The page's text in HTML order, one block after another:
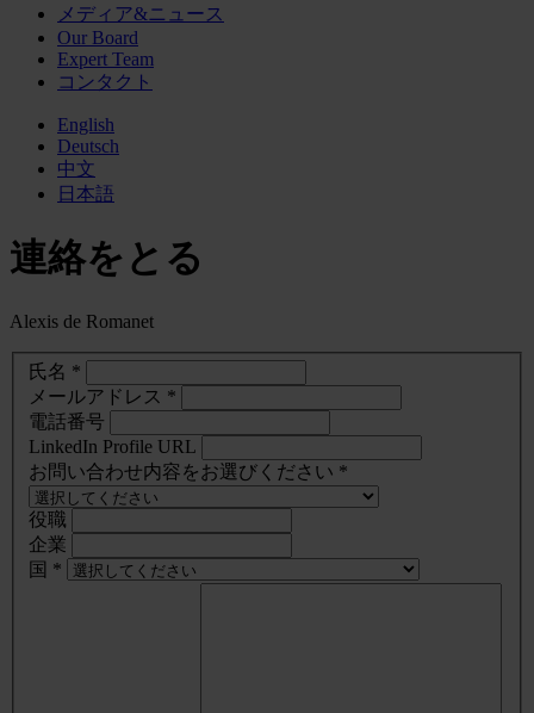
メディア&ニュース
Our Board
Expert Team
コンタクト
English
Deutsch
中文
日本語
連絡をとる
Alexis de Romanet
氏名 *
メールアドレス *
電話番号
LinkedIn Profile URL
お問い合わせ内容をお選びください *
役職
企業
国 *